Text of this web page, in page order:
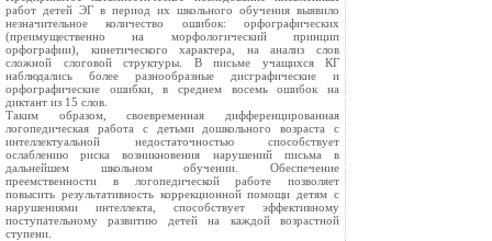
работ детей ЭГ в период их школьного обучения выявило
незначительное количество ошибок: орфографических
(преимущественно на морфологический принцип
орфографии), кинетического характера, на анализ слов
сложной слоговой структуры. В письме учащихся КГ
наблюдались более разнообразные дисграфические и
орфографические ошибки, в среднем восемь ошибок на
диктант из 15 слов.
Таким образом, своевременная дифференцированная
логопедическая работа с детьми дошкольного возраста с
интеллектуальной недостаточностью способствует
ослаблению риска возникновения нарушений письма в
дальнейшем школьном обучении. Обеспечение
преемственности в логопедической работе позволяет
повысить результативность коррекционной помощи детям с
нарушениями интеллекта, способствует эффективному
поступательному развитию детей на каждой возрастной
ступени.